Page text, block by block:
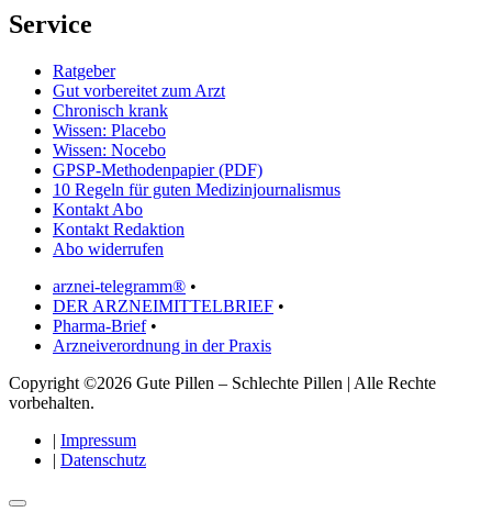
Service
Ratgeber
Gut vorbereitet zum Arzt
Chronisch krank
Wissen: Placebo
Wissen: Nocebo
GPSP-Methodenpapier (PDF)
10 Regeln für guten Medizinjournalismus
Kontakt Abo
Kontakt Redaktion
Abo widerrufen
arznei-telegramm® •
DER ARZNEIMITTELBRIEF •
Pharma-Brief•
Arzneiverordnung in der Praxis
Copyright ©2026 Gute Pillen – Schlechte Pillen | Alle Rechte
vorbehalten.
| Impressum
| Datenschutz